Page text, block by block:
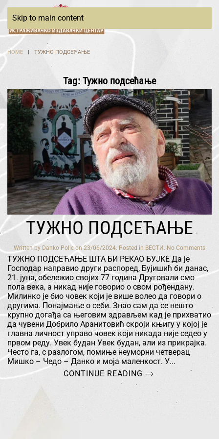
Skip to main content
HOME ТУЖНО ПОДСЕЋАЊЕ
Tag: Тужно подсећање
ТУЖНО ПОДСЕЋАЊЕ
Written by Danko Policon23/06/2024. Posted in ВЕСТИ. No Commentson
ТУЖНО ПОДСЕЋАЊЕ ШТА БИ РЕКАО БУЈКЕ Да је
Господар направио други распоред, Бујишић би данас,
21. јуна, обележио својих 77 година Друговали смо
пола века, а никад није говорио о свом рођендану.
Милинко је био човек који је више волео да говори о
другима. Понајмање о себи. Знао сам да се нешто
крупно догађа са његовим здрављем кад је прихватио
да чувени Добрило Аранитовић скроји књигу у којој је
главна личност управо човек који никада није седео у
првом реду. Увек будан Увек будан, али из прикрајка.
Често га, с разлогом, помиње неуморни четверац
Мишко – Чедо – Данко и моја маленкост. У...
CONTINUE READING